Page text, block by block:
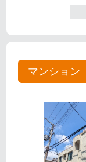
マンション